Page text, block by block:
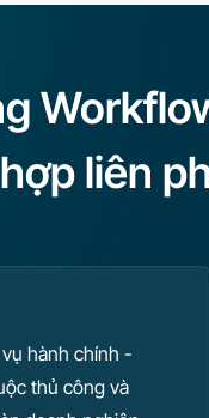
liên
hành chính -
thủ công và